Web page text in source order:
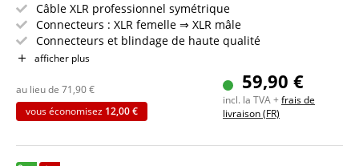
Câble XLR professionnel symétrique
Connecteurs : XLR femelle ⇒ XLR mâle
Connecteurs et blindage de haute qualité
Longueur : 2,5 m
Incl. bande auto-agrippante
10 pièces dans le set
afficher plus
59,90 €
incl. la TVA +frais de
livraison (FR)
au lieu de 71,90€
vous économisez 12,00 €